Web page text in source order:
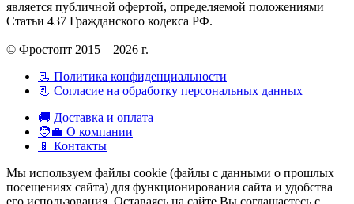
является публичной офертой, определяемой положениями
Статьи 437 Гражданского кодекса РФ.
© Фростопт 2015 – 2026 г.
📃 Политика конфиденциальности
📃 Согласие на обработку персональных данных
🚚 Доставка и оплата
🧑‍💼 О компании
📱 Контакты
Мы используем файлы cookie (файлы с данными о прошлых
посещениях сайта) для функционирования сайта и удобства